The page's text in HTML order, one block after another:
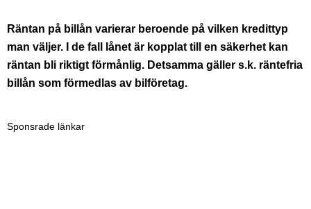
Räntan på billån varierar beroende på vilken kredittyp
man väljer. I de fall lånet är kopplat till en säkerhet kan
räntan bli riktigt förmånlig. Detsamma gäller s.k. räntefria
billån som förmedlas av bilföretag.
Sponsrade länkar